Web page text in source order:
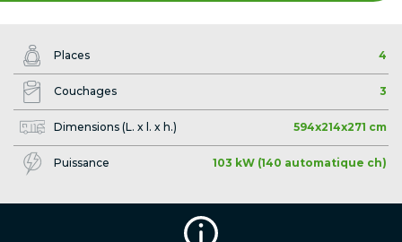
Places 4
Couchages 3
Dimensions (L. x l. x h.) 594x214x271 cm
Puissance 103 kW (140 automatique ch)